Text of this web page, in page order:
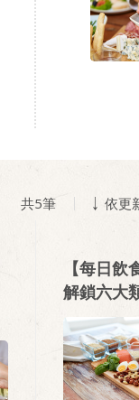
共5筆 依更
【每日
解鎖六大